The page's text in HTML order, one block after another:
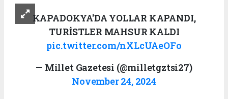
KAPADOKYA'DA YOLLAR KAPANDI,
TURİSTLER MAHSUR KALDI
pic.twitter.com/nXLcUAeOFo
— Millet Gazetesi (@milletgztsi27)
November 24, 2024